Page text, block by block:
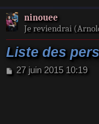
ninouee
Je reviendrai
Liste des
M
27 juin 2015 10:19